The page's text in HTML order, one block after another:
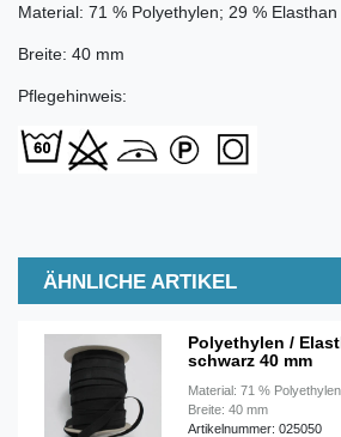
Material: 71 % Polyethylen; 29 % Elasthan
Breite: 40 mm
Pflegehinweis:
ÄHNLICHE ARTIKEL
Polyethylen /
schwarz 40 mm
Material: 71 %
Breite: 40 mm
Artikelnummer: 025050